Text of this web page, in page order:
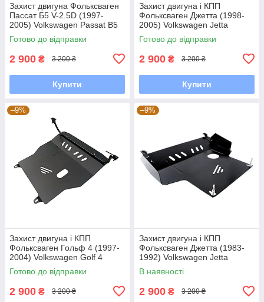
Захист двигуна Фольксваген
Пассат Б5 V-2.5D (1997-
2005) Volkswagen Passat B5
Готово до відправки
2 900 ₴ 3 200 ₴
Купити
Захист двигуна і КПП
Фольксваген Джетта (1998-
2005) Volkswagen Jetta
Готово до відправки
2 900 ₴ 3 200 ₴
Купити
–9%
Захист двигуна і КПП
Фольксваген Гольф 4 (1997-
2004) Volkswagen Golf 4
Готово до відправки
2 900 ₴ 3 200 ₴
–9%
Захист двигуна і КПП
Фольксваген Джетта (1983-
1992) Volkswagen Jetta
В наявності
2 900 ₴ 3 200 ₴